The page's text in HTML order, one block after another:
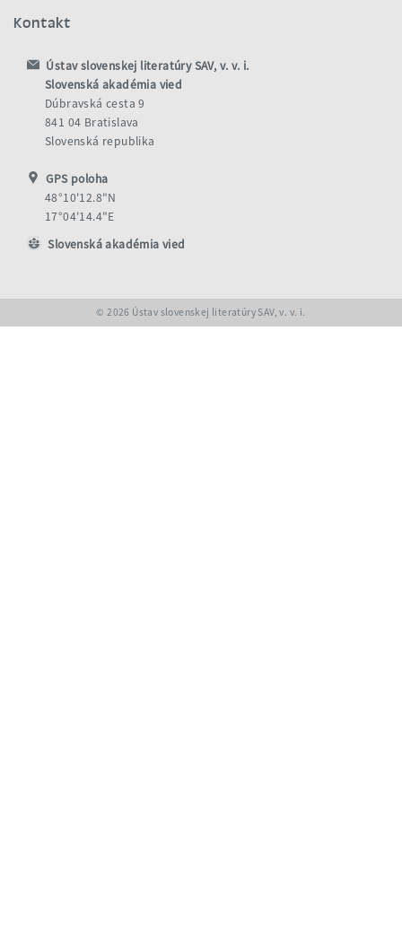
Kontakt
Ústav slovenskej literatúry SAV, v. v. i.
Slovenská akadémia vied
Dúbravská cesta 9
841 04 Bratislava
Slovenská republika
GPS poloha
48°10'12.8"N
17°04'14.4"E
Slovenská akadémia vied
© 2026 Ústav slovenskej literatúry SAV, v. v. i.